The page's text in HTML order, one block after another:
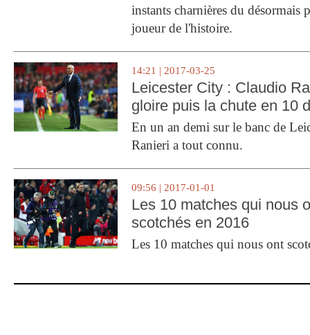
instants charnières du désormais
joueur de l'histoire.
14:21 | 2017-03-25
Leicester City : Claudio
gloire puis la chute en 10
En un an demi sur le banc de
Ranieri a tout connu.
09:56 | 2017-01-01
Les 10 matches qui nous
scotchés en 2016
Les 10 matches qui nous ont